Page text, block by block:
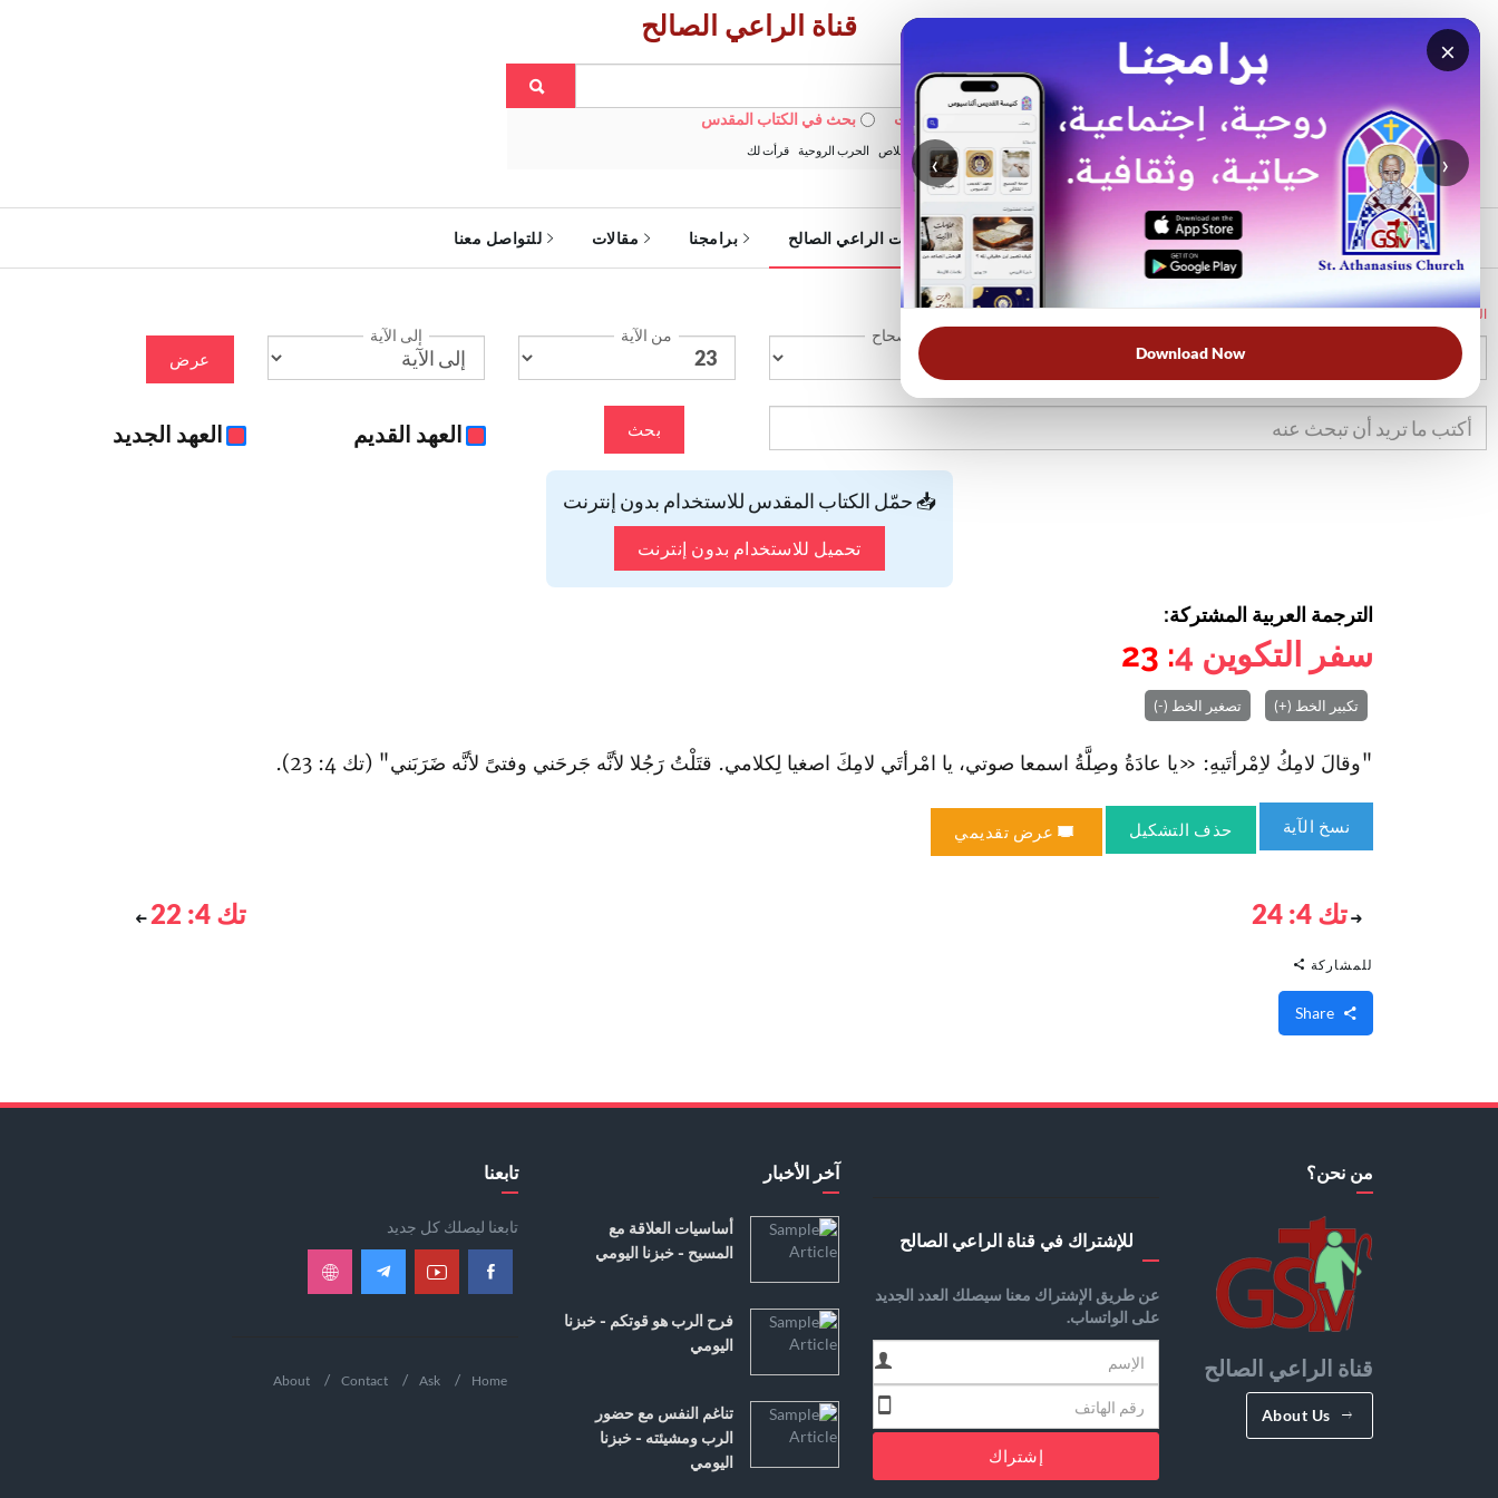
×
‹ ›
Download Now
قناة الراعي الصالح
بحث في الويبسايت بحث في الكتاب المقدس
الأكثر بحثًا: خبزنا اليومي الخلاص الحرب الروحية قرأت لك
الرئيسية خدمات الراعي الصالح برامجنا مقالات للتواصل معنا
الرئيسية
الإصحاح من الآية إلى الآية
عرض
بحث العهد القديم العهد الجديد
📥 حمّل الكتاب المقدس للاستخدام بدون إنترنت
تحميل للاستخدام بدون إنترنت
الترجمة العربية المشتركة:
سفر التكوين 4
: 23
تكبير الخط (+) تصغير الخط (-)
"وقالَ لامِكُ لاِ‏مْرأتَيهِ: «يا عادَةُ وصِلَّةُ ا‏سمعا صوتي، يا ا‏مْرأتَي لامِكَ ا‏صغيا لِكلامي. قتَلْتُ رَجُلا لأنَّه جَرحَني وفتىً لأنَّه ضَرَبَني" (تك 4: 23).
نسخ الآية حذف التشكيل عرض تقديمي
تك 4: 24 تك 4: 22
للمشاركة
من نحن؟
قناة الراعي الصالح
About Us
للإشتراك في قناة الراعي الصالح
عن طريق الإشتراك معنا سيصلك العدد الجديد
على الواتساب.
إشتراك
آخر الأخبار
أساسيات العلاقة مع
المسيح - خبزنا اليومي
فرح الرب هو قوتكم - خبزنا
اليومي
تناغم النفس مع حضور
الرب ومشيئته - خبزنا
اليومي
تابعنا
تابعنا ليصلك كل جديد
Home
Ask
Contact
About